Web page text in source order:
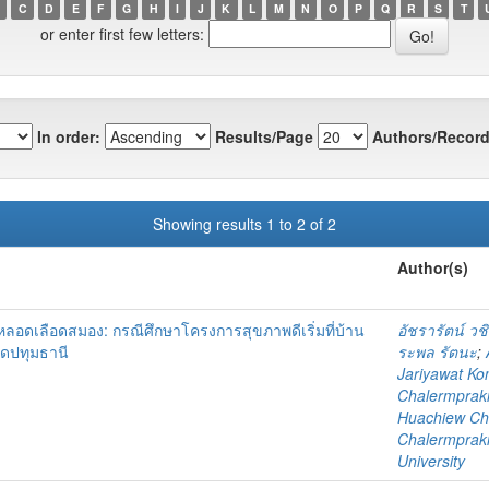
C D E F G H I J K L M N O P Q R S T
or enter first few letters:
In order: Results/Page Authors/
Showing results 1 to 2 of 2
Author(s)
อดเลือดสมอง: กรณีศึกษาโครงการสุขภาพดีเริ่มที่บ้าน
ดปทุมธานี
อัชรารัตน์ ว
ระพล รัตนะ;
Jariyawat
Huachiew
University